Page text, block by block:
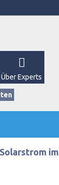
Über Experts
im